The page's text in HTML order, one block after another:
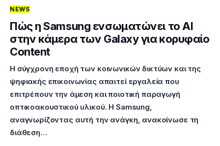
NEWS
Πώς η Samsung ενσωματώνει το AI
στην κάμερα των Galaxy για κορυφαίο
Content
Η σύγχρονη εποχή των κοινωνικών δικτύων και της
ψηφιακής επικοινωνίας απαιτεί εργαλεία που
επιτρέπουν την άμεση και ποιοτική παραγωγή
οπτικοακουστικού υλικού. Η Samsung,
αναγνωρίζοντας αυτή την ανάγκη, ανακοίνωσε τη
διάθεση…